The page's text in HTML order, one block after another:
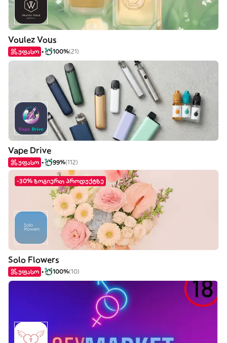
Voulez Vous
უფასო 100%(21)
Vape Drive
უფასო 99%(112)
-30% ზოგიერთ პროდუქტზე
Solo Flowers
უფასო 100%(10)